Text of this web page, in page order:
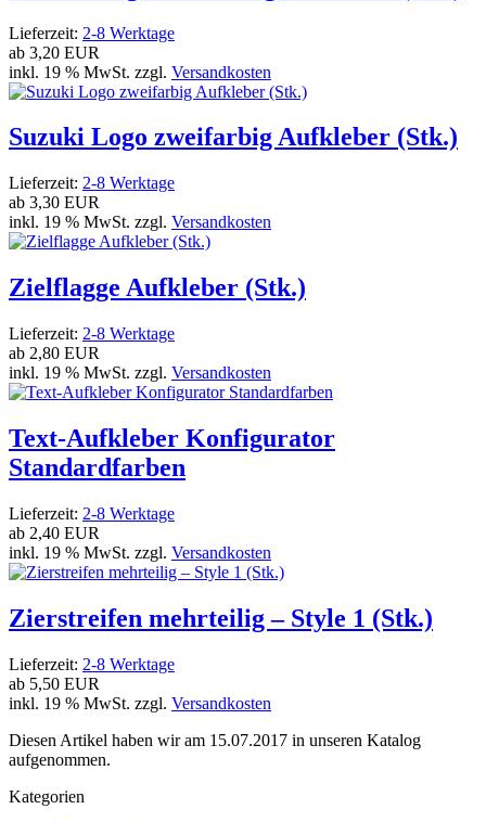
Lieferzeit: 2-8 Werktage
ab 3,20 EUR
inkl. 19 % MwSt. zzgl. Versandkosten
Suzuki Logo zweifarbig Aufkleber (Stk.)
Lieferzeit: 2-8 Werktage
ab 3,30 EUR
inkl. 19 % MwSt. zzgl. Versandkosten
Zielflagge Aufkleber (Stk.)
Lieferzeit: 2-8 Werktage
ab 2,80 EUR
inkl. 19 % MwSt. zzgl. Versandkosten
Text-Aufkleber Konfigurator
Standardfarben
Lieferzeit: 2-8 Werktage
ab 2,40 EUR
inkl. 19 % MwSt. zzgl. Versandkosten
Zierstreifen mehrteilig – Style 1 (Stk.)
Lieferzeit: 2-8 Werktage
ab 5,50 EUR
inkl. 19 % MwSt. zzgl. Versandkosten
Diesen Artikel haben wir am 15.07.2017 in unseren Katalog
aufgenommen.
Kategorien